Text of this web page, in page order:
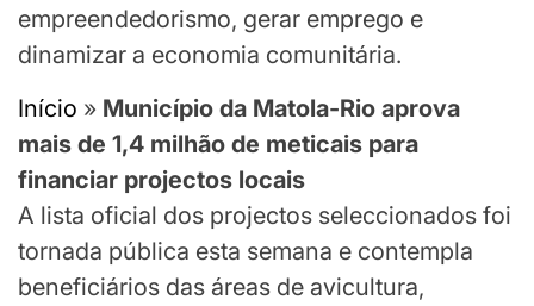
empreendedorismo, gerar emprego e
dinamizar a economia comunitária.
Início » Município da Matola-Rio aprova
mais de 1,4 milhão de meticais para
financiar projectos locais
A lista oficial dos projectos seleccionados foi
tornada pública esta semana e contempla
beneficiários das áreas de avicultura,